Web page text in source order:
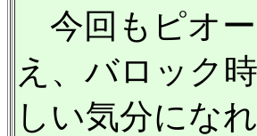
今回もピオ
え、バロック
しい気分にな